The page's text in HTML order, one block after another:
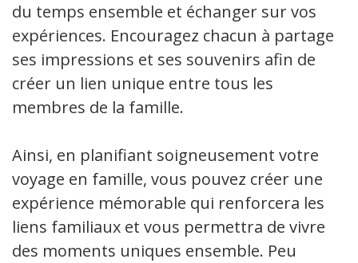
du temps ensemble et échanger sur vos
expériences. Encouragez chacun à partager
ses impressions et ses souvenirs afin de
créer un lien unique entre tous les
membres de la famille.
Ainsi, en planifiant soigneusement votre
voyage en famille, vous pouvez créer une
expérience mémorable qui renforcera les
liens familiaux et vous permettra de vivre
des moments uniques ensemble. Peu